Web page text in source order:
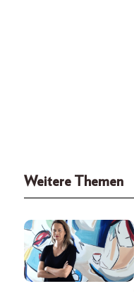
Weitere Themen